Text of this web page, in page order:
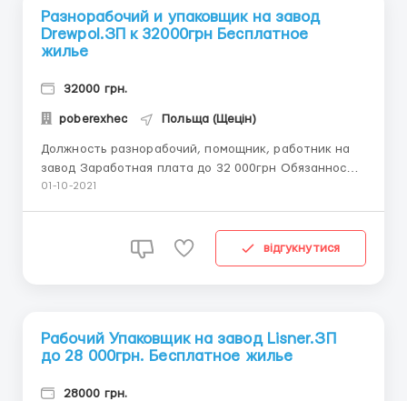
Разнорабочий и упаковщик на завод
Drewpol.ЗП к 32000грн Бесплатное
жилье
32000 грн.
poberexhec Польща (Щецін)
Должность разнорабочий, помощник, работник на
завод Заработная плата до 32 000грн Обязанности
стругание, затирка, шлифовка, поклейка, отправка
года и является лидером в своей...
01-10-2021
відгукнутися
Рабочий Упаковщик на завод Lisner.ЗП
до 28 000грн. Бесплатное жилье
28000 грн.